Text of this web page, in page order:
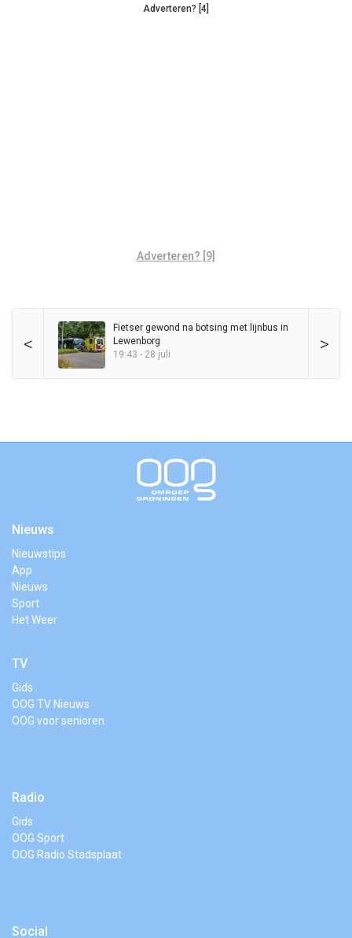
Adverteren? [4]
Adverteren? [9]
< >
Fietser gewond na botsing met lijnbus in
Lewenborg
19:43 - 28 juli
Nieuws
Nieuwstips
App
Nieuws
Sport
Het Weer
TV
Gids
OOG TV Nieuws
OOG voor senioren
Radio
Gids
OOG Sport
OOG Radio Stadsplaat
Social